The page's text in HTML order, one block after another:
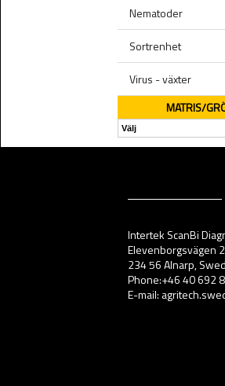
Nematoder
Sortrenhet
Virus - växter
MATRIS/
Intertek ScanBi
Elevenborgsvägen 2
234 56 Alnarp,
Phone:+46 40 692
E-mail: